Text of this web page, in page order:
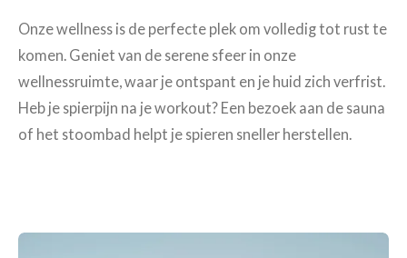
Onze wellness is de perfecte plek om volledig tot rust te
komen. Geniet van de serene sfeer in onze
wellnessruimte, waar je ontspant en je huid zich verfrist.
Heb je spierpijn na je workout? Een bezoek aan de sauna
of het stoombad helpt je spieren sneller herstellen.